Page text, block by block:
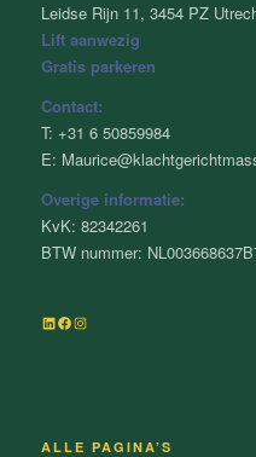
Leidse Rijn 11, 3454 PZ
Lift aanwezig
Gratis parkeren
Contact:
T: +31 6 50859984
E:
Overige informatie:
KvK: 82342261
BTW nummer:
LinkedIn
Facebook
Instagram
ALLE PAGINA’S